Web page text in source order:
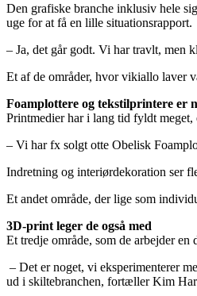
Den grafiske branche inklusiv hele
uge for at få en lille situationsrapport.
– Ja, det går godt. Vi har travlt, men
Et af de områder, hvor vikiallo laver
Foamplottere og tekstilprintere er
Printmedier har i lang tid fyldt meget,
– Vi har fx solgt otte Obelisk
Indretning og interiørdekoration ser
Et andet område, der lige som
3D-print leger de også med
Et tredje område, som de arbejder
– Det er noget, vi eksperimenterer
ud i skiltebranchen, fortæller Kim